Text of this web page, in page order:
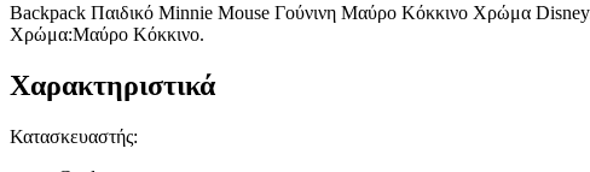
Backpack Παιδικό Minnie Mouse Γούνινη Μαύρο Κόκκινο Χρώμα
Χρώμα:Μαύρο Κόκκινο.
Χαρακτηριστικά
Κατασκευαστής: